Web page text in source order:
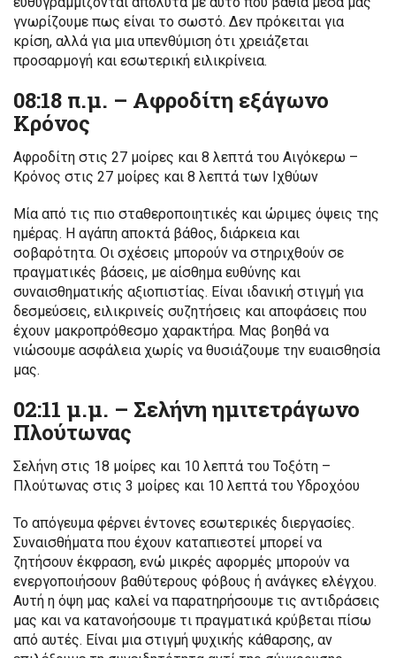
γνωρίζουμε πως είναι το σωστό. Δεν πρόκειται για
κρίση, αλλά για μια υπενθύμιση ότι χρειάζεται
προσαρμογή και εσωτερική ειλικρίνεια.
08:18 π.μ. – Αφροδίτη εξάγωνο
Κρόνος
Αφροδίτη στις 27 μοίρες και 8 λεπτά του Αιγόκερω –
Κρόνος στις 27 μοίρες και 8 λεπτά των Ιχθύων
Μία από τις πιο σταθεροποιητικές και ώριμες όψεις της
ημέρας. Η αγάπη αποκτά βάθος, διάρκεια και
σοβαρότητα. Οι σχέσεις μπορούν να στηριχθούν σε
πραγματικές βάσεις, με αίσθημα ευθύνης και
συναισθηματικής αξιοπιστίας. Είναι ιδανική στιγμή για
δεσμεύσεις, ειλικρινείς συζητήσεις και αποφάσεις που
έχουν μακροπρόθεσμο χαρακτήρα. Μας βοηθά να
νιώσουμε ασφάλεια χωρίς να θυσιάζουμε την ευαισθησία
μας.
02:11 μ.μ. – Σελήνη ημιτετράγωνο
Πλούτωνας
Σελήνη στις 18 μοίρες και 10 λεπτά του Τοξότη –
Πλούτωνας στις 3 μοίρες και 10 λεπτά του Υδροχόου
Το απόγευμα φέρνει έντονες εσωτερικές διεργασίες.
Συναισθήματα που έχουν καταπιεστεί μπορεί να
ζητήσουν έκφραση, ενώ μικρές αφορμές μπορούν να
ενεργοποιήσουν βαθύτερους φόβους ή ανάγκες ελέγχου.
Αυτή η όψη μας καλεί να παρατηρήσουμε τις αντιδράσεις
μας και να κατανοήσουμε τι πραγματικά κρύβεται πίσω
από αυτές. Είναι μια στιγμή ψυχικής κάθαρσης, αν